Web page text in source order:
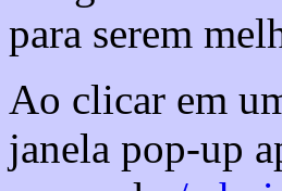
para serem
Ao clicar em
janela pop-up